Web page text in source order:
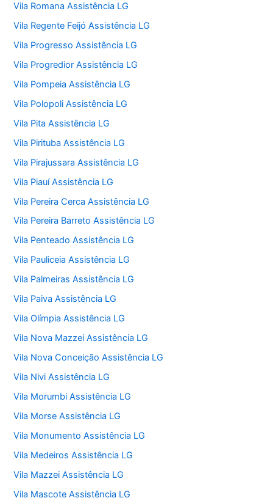
Vila Romana Assistência LG
Vila Regente Feijó Assistência LG
Vila Progresso Assistência LG
Vila Progredior Assistência LG
Vila Pompeia Assistência LG
Vila Polopoli Assistência LG
Vila Pita Assistência LG
Vila Pirituba Assistência LG
Vila Pirajussara Assistência LG
Vila Piauí Assistência LG
Vila Pereira Cerca Assistência LG
Vila Pereira Barreto Assistência LG
Vila Penteado Assistência LG
Vila Pauliceia Assistência LG
Vila Palmeiras Assistência LG
Vila Paiva Assistência LG
Vila Olímpia Assistência LG
Vila Nova Mazzei Assistência LG
Vila Nova Conceição Assistência LG
Vila Nivi Assistência LG
Vila Morumbi Assistência LG
Vila Morse Assistência LG
Vila Monumento Assistência LG
Vila Medeiros Assistência LG
Vila Mazzei Assistência LG
Vila Mascote Assistência LG